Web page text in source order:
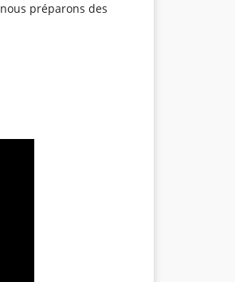
préparons des